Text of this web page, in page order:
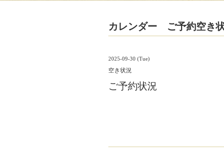
カレンダー ご予約空き
2025-09-30 (Tue)
空き状況
ご予約状況